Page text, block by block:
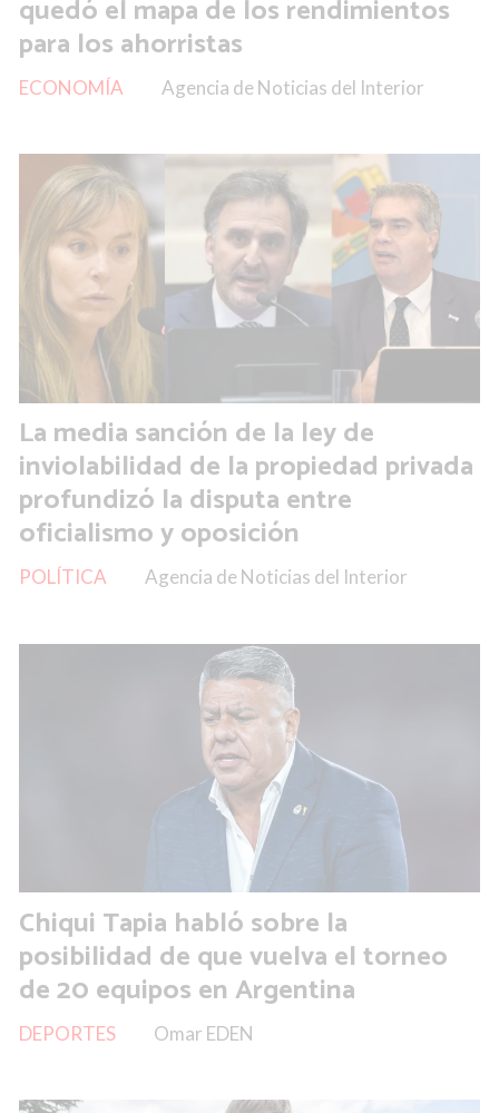
quedó el mapa de los rendimientos
para los ahorristas
Agencia de Noticias del Interior
ECONOMÍA
La media sanción de la ley de
inviolabilidad de la propiedad privada
profundizó la disputa entre
oficialismo y oposición
Agencia de Noticias del Interior
POLÍTICA
Chiqui Tapia habló sobre la
posibilidad de que vuelva el torneo
de 20 equipos en Argentina
Omar EDEN
DEPORTES